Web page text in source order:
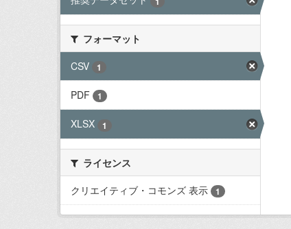
フォーマット
CSV
1
PDF 1
XLSX 1
ライセンス
クリエイティブ・コモンズ 表示
1